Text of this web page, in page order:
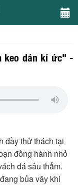
keo dán kí ức" -
đầy thử thách tại
đồng hành nhỏ
đá sâu thẳm.
bủa vây khi